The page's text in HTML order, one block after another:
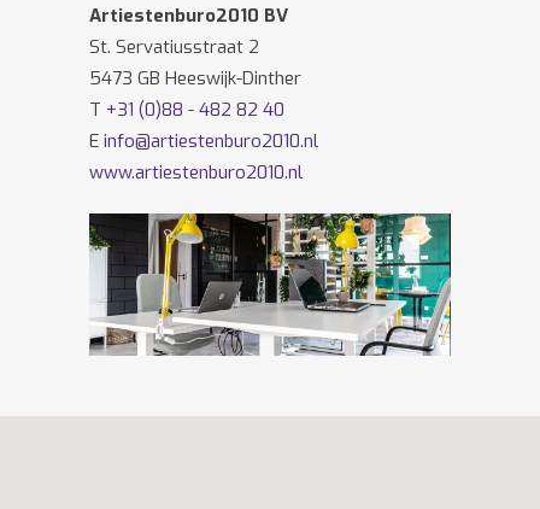
Artiestenburo2010 BV
St. Servatiusstraat 2
5473 GB Heeswijk-Dinther
T +31 (0)88 - 482 82 40
E info@artiestenburo2010.nl
www.artiestenburo2010.nl
Volg ons ook opFacebookenTwitter